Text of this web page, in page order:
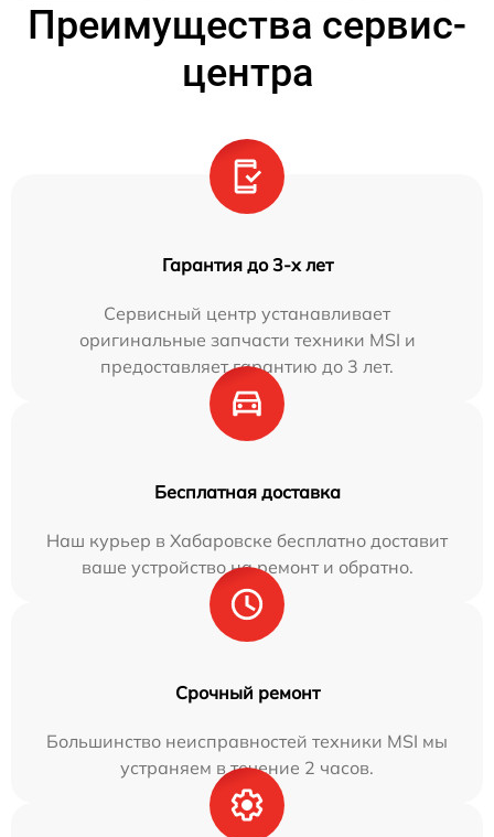
Преимущества сервис-
центра
Гарантия до 3-х лет
Сервисный центр устанавливает
оригинальные запчасти техники MSI и
предоставляет гарантию до 3 лет.
Бесплатная доставка
Наш курьер в Хабаровске бесплатно доставит
ваше устройство на ремонт и обратно.
Срочный ремонт
Большинство неисправностей техники MSI мы
устраняем в течение 2 часов.